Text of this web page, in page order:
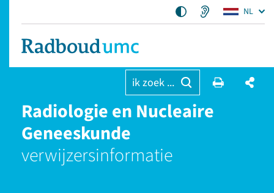
NL
ik zoek ...
Radiologie en Nucleaire
Geneeskunde
verwijzers­informatie